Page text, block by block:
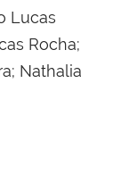
Lucas
Rocha;
Nathalia